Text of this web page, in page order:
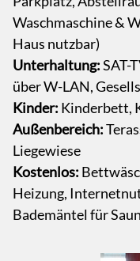
Waschmaschine &
Haus nutzbar)
Unterhaltung:SAT-
über W-LAN,
Kinder: Kinderbett,
Außenbereich:
Liegewiese
Kostenlos:
Heizung,
Bademäntel für